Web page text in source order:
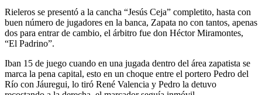
Rieleros se presentó a la cancha “Jesús Ceja” completito, hasta con
buen número de jugadores en la banca, Zapata no con tantos, apenas
dos para entrar de cambio, el árbitro fue don Héctor Miramontes,
“El Padrino”.
Iban 15 de juego cuando en una jugada dentro del área zapatista se
marca la pena capital, esto en un choque entre el portero Pedro del
Río con Jáuregui, lo tiró René Valencia y Pedro la detuvo